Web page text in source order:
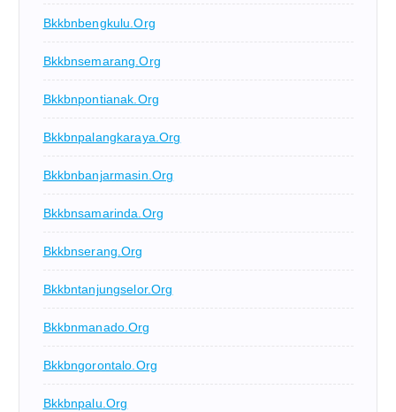
Bkkbnbengkulu.org
Bkkbnsemarang.org
Bkkbnpontianak.org
Bkkbnpalangkaraya.org
Bkkbnbanjarmasin.org
Bkkbnsamarinda.org
Bkkbnserang.org
Bkkbntanjungselor.org
Bkkbnmanado.org
Bkkbngorontalo.org
Bkkbnpalu.org